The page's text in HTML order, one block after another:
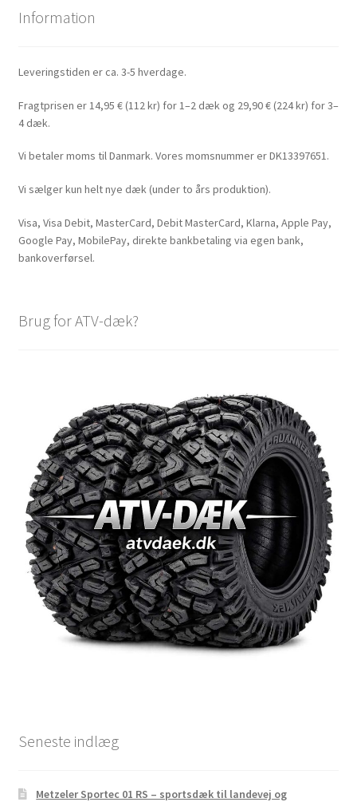
Information
Leveringstiden er ca. 3-5 hverdage.
Fragtprisen er 14,95 € (112 kr) for 1–2 dæk og 29,90 € (224 kr) for 3–
4 dæk.
Vi betaler moms til Danmark. Vores momsnummer er DK13397651.
Vi sælger kun helt nye dæk (under to års produktion).
Visa, Visa Debit, MasterCard, Debit MasterCard, Klarna, Apple Pay,
Google Pay, MobilePay, direkte bankbetaling via egen bank,
bankoverførsel.
Brug for ATV-dæk?
Seneste indlæg
Metzeler Sportec 01 RS – sportsdæk til landevej og